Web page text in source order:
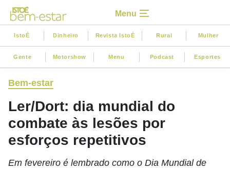
Menu
IstoÉ Dinheiro Revista IstoÉ Rural Mulher
Gente Motorshow Menu Podcast Esportes
Bem-estar
Ler/Dort: dia mundial do
combate às lesões por
esforços repetitivos
Em fevereiro é lembrado como o Dia Mundial de